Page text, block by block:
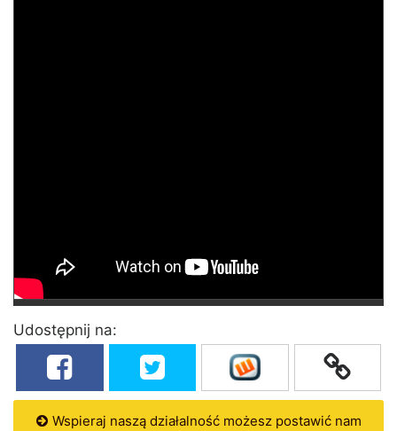
Udostępnij na:
Wspieraj naszą działalność możesz postawić nam